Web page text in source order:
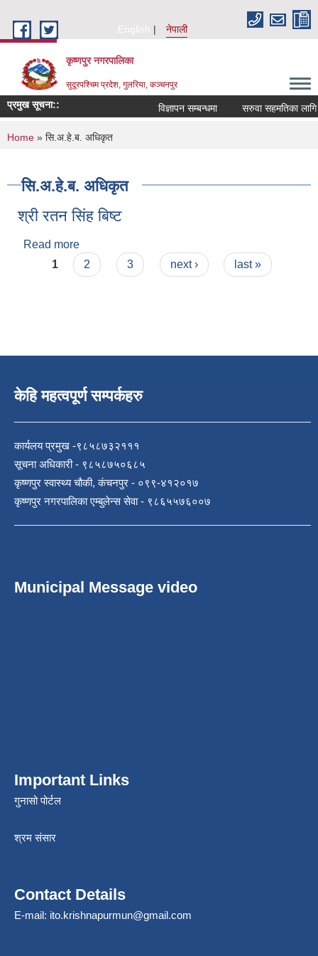
English
नेपाली
कृष्णपुर नगरपालिका
सुदूरपश्चिम प्रदेश, गुलरिया, कञ्चनपुर
प्रमुख सूचना:: विज्ञापन सम्बन्धमा सरुवा सहमतिका
You are here
Home » सि.अ.हे.ब. अधिकृत
सि.अ.हे.ब. अधिकृत
श्री रतन सिंह बिष्ट
Read more
Pages
1 2 3 next › last »
केहि महत्वपूर्ण सम्पर्कहरु
कार्यलय प्रमुख -९८५८७३२१११
सूचना अधिकारी - ९८५८७५०६८५
कृष्णपुर स्वास्थ्य चौकी, कंचनपुर - ०९९-४१२०१७
कृष्णपुर नगरपालिका एम्बुलेन्स सेवा - ९८६५५७६००७
Municipal Message video
Important Links
गुनासो पोर्टल
श्रम संसार
Contact Details
E-mail: ito.krishnapurmun@gmail.com